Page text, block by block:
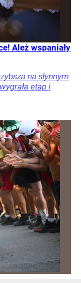
Ależ wspaniały
na słynnym
etap i